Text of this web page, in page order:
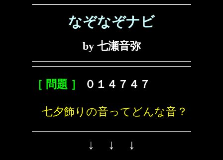
なぞなぞナビ
by 七瀬音弥
［ 問題 ］ ０１４７４７
七夕飾りの音ってどんな音？
↓ ↓ ↓